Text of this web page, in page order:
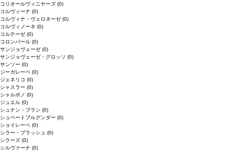
コリオールヴィニヤーズ (0)
コルヴィーナ (0)
コルヴィナ・ヴェロネーゼ (0)
コルヴィノーネ (0)
コルテーゼ (0)
コロンバール (0)
サンジョヴェーゼ (0)
サンジョヴェーゼ・グロッソ (0)
サンソー (0)
ジーガレーベ (0)
ジェネリコ (0)
シャスラー (0)
シャルボノ (0)
ジュエル (0)
シュナン・ブラン (0)
シュペートブルグンダー (0)
ショイレーベ (0)
シラー・ブラッシュ (0)
シラーズ (0)
シルヴァーナ (0)